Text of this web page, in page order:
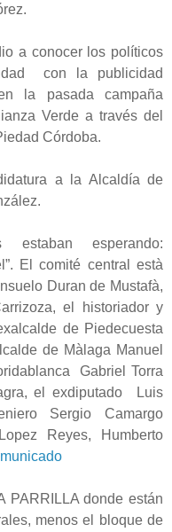
a conocer los políticos
con la publicidad
la pasada campaña
Verde a través del
Córdoba.
a la Alcaldía de
esperando:
El comité central està
Duran de Mustafà,
el historiador y
de Piedecuesta
de Màlaga Manuel
Gabriel Torra
el exdiputado Luis
Sergio Camargo
Reyes, Humberto
PARRILLA donde están
menos el bloque de